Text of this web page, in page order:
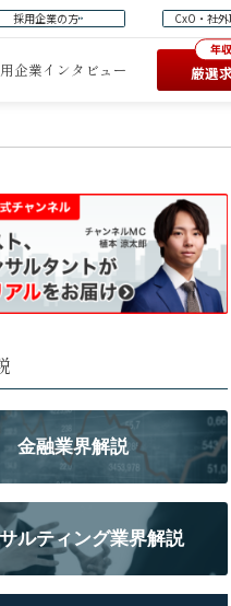
採用企業の方 CxO・社
企業インタビュー
年
厳選
金融業界解説
ルティング業界解説